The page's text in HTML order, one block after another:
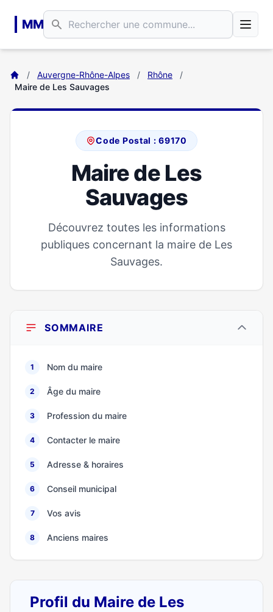
MM
/ Auvergne-Rhône-Alpes / Rhône
/
Maire de Les Sauvages
Code Postal : 69170
Maire de Les
Sauvages
Découvrez toutes les informations
publiques concernant la maire de Les
Sauvages.
SOMMAIRE
1 Nom du maire
2 Âge du maire
3 Profession du maire
4 Contacter le maire
5 Adresse & horaires
6 Conseil municipal
7 Vos avis
8 Anciens maires
Profil du Maire de Les